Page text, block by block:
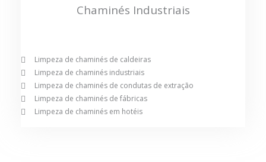
Chaminés Industriais
Limpeza de chaminés de caldeiras
Limpeza de chaminés industriais
Limpeza de chaminés de condutas de extração
Limpeza de chaminés de fábricas
Limpeza de chaminés em hotéis